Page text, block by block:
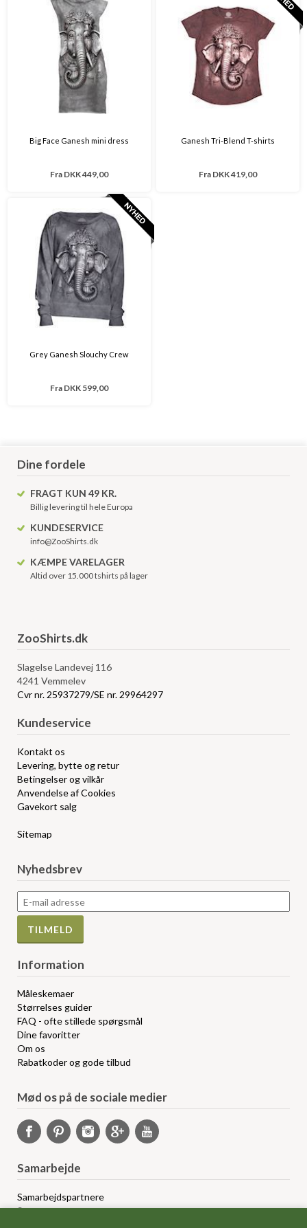
Big Face Ganesh mini dress
Fra DKK 449,00
Ganesh Tri-Blend T-shirts
Fra DKK 419,00
Grey Ganesh Slouchy Crew
Fra DKK 599,00
Dine fordele
FRAGT KUN 49 KR.
Billig levering til hele Europa
KUNDESERVICE
info@ZooShirts.dk
KÆMPE VARELAGER
Altid over 15.000 tshirts på lager
ZooShirts.dk
Slagelse Landevej 116
4241 Vemmelev
Cvr nr. 25937279/SE nr. 29964297
Kundeservice
Kontakt os
Levering, bytte og retur
Betingelser og vilkår
Anvendelse af Cookies
Gavekort salg
Sitemap
Nyhedsbrev
Information
Måleskemaer
Størrelses guider
FAQ - ofte stillede spørgsmål
Dine favoritter
Om os
Rabatkoder og gode tilbud
Mød os på de sociale medier
Samarbejde
Samarbejdspartnere
Sponsorprogram